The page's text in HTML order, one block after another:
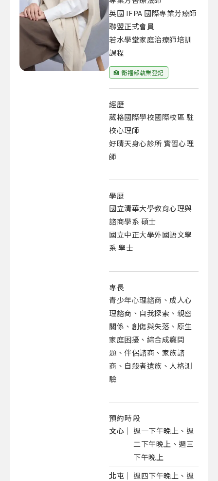
英國 IFPA 國際專業芳療師
聯盟正式會員
若水學堂家庭治療師培訓
課程
🏥 衛福部執業登記
經歷
葳格國際學校國際校區 駐
校心理師
好晴天身心診所 實習心理
師
學歷
國立清華大學教育心理與
諮商學系 碩士
國立中正大學外國語文學
系 學士
專長
青少年心理諮商、成人心
理諮商、自我探索、親密
關係、創傷與失落、原生
家庭困擾、綜合成癮問
題、伴侶諮商、家族諮
商、自殺者遺族、人格測
驗
預約時段
文心｜ 週一下午晚上、週
二下午晚上、週三
下午晚上
北屯｜ 週四下午晚上、週